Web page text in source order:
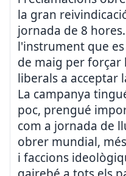
la gran
jornada de 8
l'instrument que
de maig per forçar
liberals a acceptar
La campanya
poc, prengué
com a jornada de
obrer mundial,
i faccions